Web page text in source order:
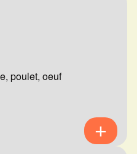
poulet, oeuf